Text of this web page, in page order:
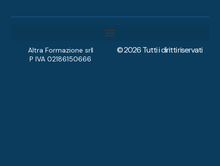
Altra Formazione srl
P IVA 02186150666
© 2026 Tutti i diritti riservati